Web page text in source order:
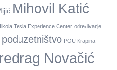
Mihovil Katić
Tesla Experience Center određivanje
poduzetništvo POU Krapina
Novačić